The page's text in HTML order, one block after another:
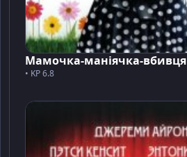
Мамочка-маніячка-вбивця
• KP 6.8